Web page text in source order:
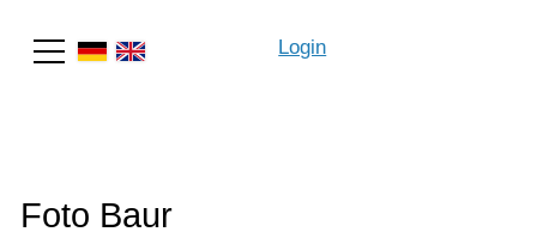
Login
Foto Baur